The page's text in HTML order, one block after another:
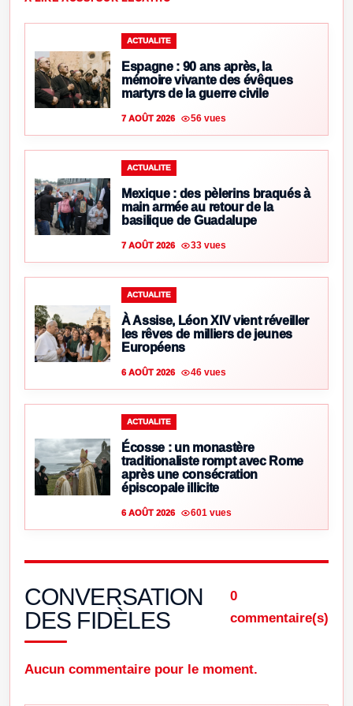
ACTUALITE
Espagne : 90 ans après, la
mémoire vivante des évêques
martyrs de la guerre civile
7 AOÛT 2026 56 vues
ACTUALITE
Mexique : des pèlerins braqués à
main armée au retour de la
basilique de Guadalupe
7 AOÛT 2026 33 vues
ACTUALITE
À Assise, Léon XIV vient réveiller
les rêves de milliers de jeunes
Européens
6 AOÛT 2026 46 vues
ACTUALITE
Écosse : un monastère
traditionaliste rompt avec Rome
après une consécration
épiscopale illicite
6 AOÛT 2026 601 vues
CONVERSATION
DES FIDÈLES
0
commentaire(s)
Aucun commentaire pour le moment.